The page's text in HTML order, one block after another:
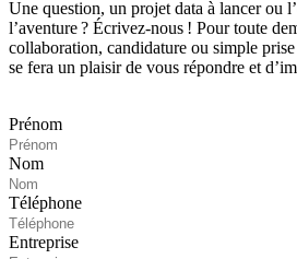
Une question, un projet data à lancer ou
l’aventure ? Écrivez‑nous ! Pour toute
collaboration, candidature ou simple
se fera un plaisir de vous répondre et
Prénom
Nom
Téléphone
Entreprise